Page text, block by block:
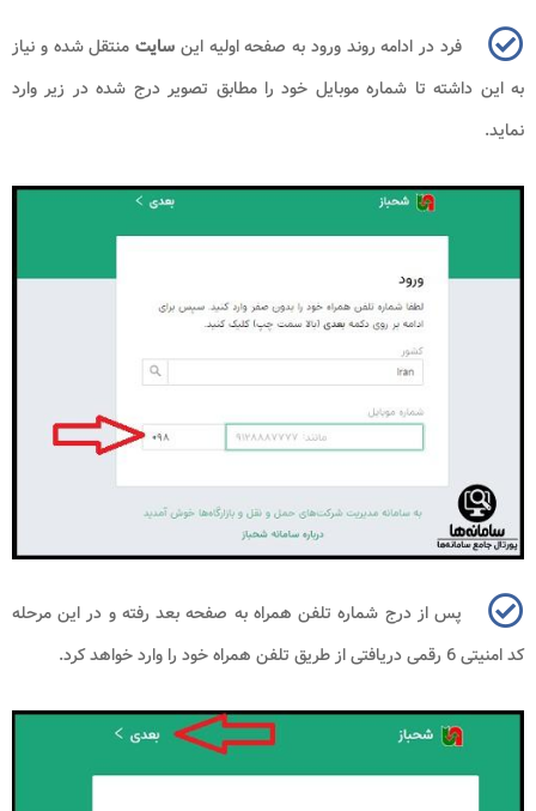
فرد در ادامه روند ورود به صفحه اولیه این سایت منتقل شده و نیاز
به این داشته تا شماره موبایل خود را مطابق تصویر درج شده در زیر وارد
نماید.
پس از درج شماره تلفن همراه به صفحه بعد رفته و در این مرحله
کد امنیتی 6 رقمی دریافتی از طریق تلفن همراه خود را وارد خواهد کرد.